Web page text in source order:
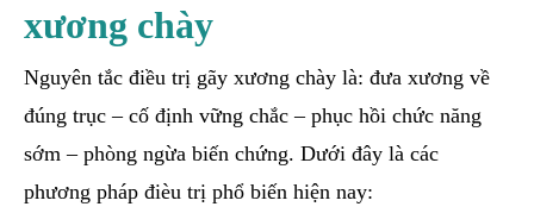
xương chày
Nguyên tắc điều trị gãy xương chày là: đưa xương về
đúng trục – cố định vững chắc – phục hồi chức năng
sớm – phòng ngừa biến chứng. Dưới đây là các
phương pháp đièu trị phổ biến hiện nay: